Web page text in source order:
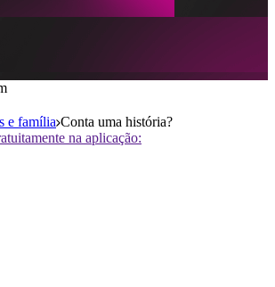
e família Conta uma história?
na aplicação: